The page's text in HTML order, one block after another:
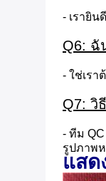
- เรายิ
Q6: ฉั
- ใช่เร
Q7: วิ
- ทีม
รูปภาพ
แส